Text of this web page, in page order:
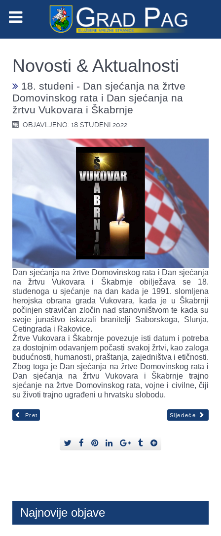
Novosti & Aktualnosti
18. studeni - Dan sjećanja na žrtve
Domovinskog rata i Dan sjećanja na
žrtvu Vukovara i Škabrnje
OBJAVLJENO: 18 STUDENI 2022
Dan sjećanja na žrtve Domovinskog rata i Dan sjećanja
na žrtvu Vukovara i Škabrnje obilježava se 18.
studenoga u sjećanje na dan kada je 1991. slomljena
herojska obrana grada Vukovara, kada je u Škabrnji
počinjen stravičan zločin nad stanovništvom te kada su
svoje junaštvo iskazali branitelji Saborskoga, Slunja,
Cetingrada i Rakovice.
Žrtve Vukovara i Škabrnje povezuje isti datum i potreba
za dostojnim odavanjem počasti svakoj žrtvi, kao zaloga
budućnosti, humanosti, praštanja, zajedništva i etičnosti.
Zbog toga je Dan sjećanja na žrtve Domovinskog rata i
Dan sjećanja na žrtvu Vukovara i Škabrnje trajno
sjećanje na žrtve Domovinskog rata, vojne i civilne, čiji
su životi trajno ugrađeni u hrvatsku slobodu.
Pret Sljedeće
Najnovije objave